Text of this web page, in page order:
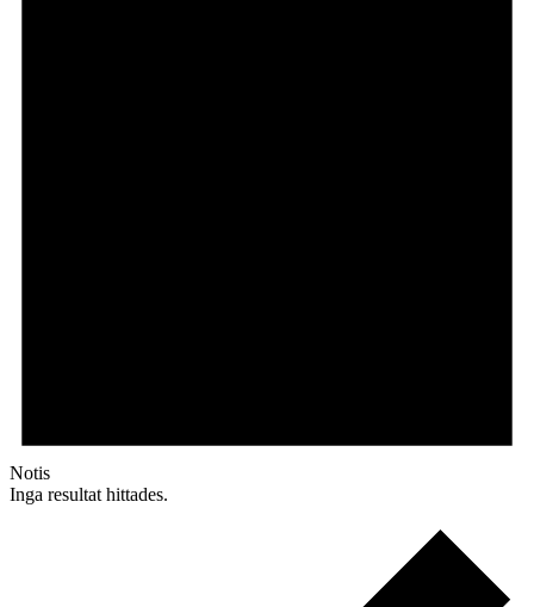
Notis
Inga resultat hittades.